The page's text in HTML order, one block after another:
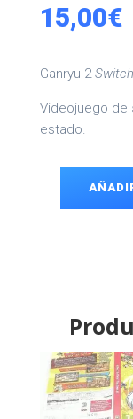
15,00€
Ganryu 2Switch
Videojuego de
estado.